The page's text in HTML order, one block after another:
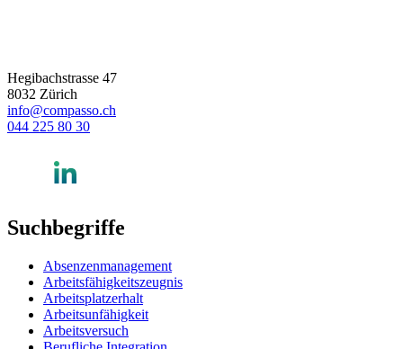
Hegibachstrasse 47
8032 Zürich
info@compasso.ch
044 225 80 30
Suchbegriffe
Absenzenmanagement
Arbeitsfähigkeitszeugnis
Arbeitsplatzerhalt
Arbeitsunfähigkeit
Arbeitsversuch